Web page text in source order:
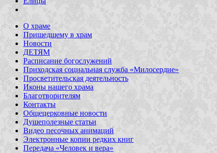
О храме
Пришедшему в храм
Новости
ДЕТЯМ
Расписание богослужений
Приходская социальная служба «Милосердие»
Просветительская деятельность
Иконы нашего храма
Благотворителям
Контакты
Общецерковные новости
Душеполезные статьи
Видео песочных анимаций
Электронные копии редких книг
Передача «Человек и вера»